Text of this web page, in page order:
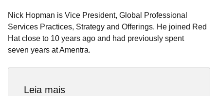
Nick Hopman is Vice President, Global Professional
Services Practices, Strategy and Offerings. He joined Red
Hat close to 10 years ago and had previously spent
seven years at Amentra.
Leia mais